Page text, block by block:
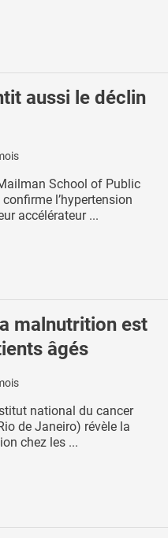
aussi le déclin
School of Public
l’hypertension
accélérateur ...
malnutrition est
âgés
national du cancer
de Janeiro) révèle la
chez les ...